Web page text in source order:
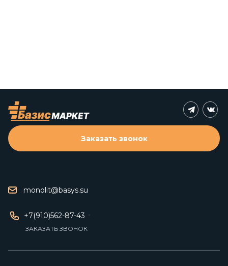
monolit@basys.su
+7(910)562-87-43
ЗАКАЗАТЬ ЗВОНОК
Заказать звонок